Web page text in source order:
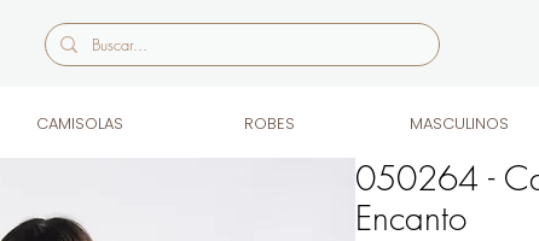
CAMISOLAS ROBES MASCULINOS
050264 -
Encanto